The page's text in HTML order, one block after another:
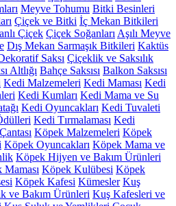
Meyve Tohumu Bitki Besinleri
Çiçek ve Bitki İç Mekan Bitkileri
Çiçek Çiçek Soğanları Aşılı Meyve
Dış Mekan Sarmaşık Bitkileri Kaktüs
Saksı Çiçeklik ve Saksılık
Altlığı Bahçe Saksısı Balkon Saksısı
Kedi Malzemeleri Kedi Maması Kedi
Kedi Kumları Kedi Mama ve Su
Kedi Oyuncakları Kedi Tuvaleti
Kedi Tırmalaması Kedi
Köpek Malzemeleri Köpek
Köpek Oyuncakları Köpek Mama ve
Köpek Hijyen ve Bakım Ürünleri
Köpek Kulübesi Köpek
Köpek Kafesi Kümesler Kuş
ve Bakım Ürünleri Kuş Kafesleri ve